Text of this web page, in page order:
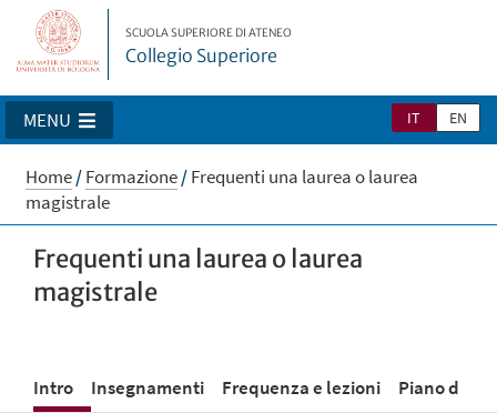
SCUOLA SUPERIORE DI ATENEO
Collegio Superiore
IT EN
MENU
Home/Formazione/Frequenti una laurea o laurea
magistrale
Frequenti una laurea o laurea
magistrale
Intro Insegnamenti Frequenza e lezioni Piano di